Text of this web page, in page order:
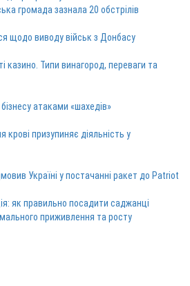
громада зазнала 20 обстрілів
щодо виводу військ з Донбасу
казино. Типи винагород, переваги та
атаками «шахедів»
крові призупиняє діяльність у
Україні у постачанні ракет до Patriot
як правильно посадити саджанці
приживлення та росту